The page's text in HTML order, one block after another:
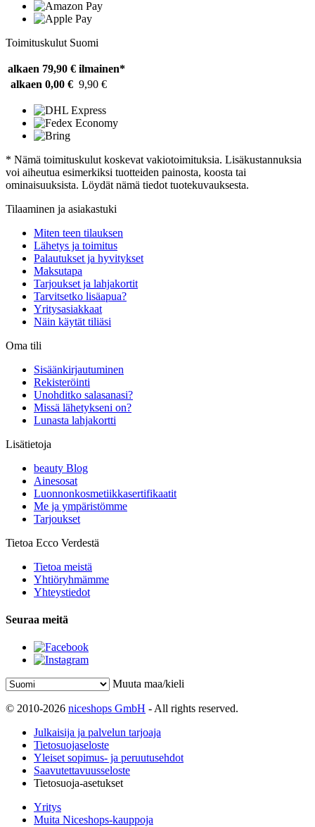
Toimituskulut Suomi
alkaen 79,90 € ilmainen*
alkaen 0,00 € 9,90 €
* Nämä toimituskulut koskevat vakiotoimituksia. Lisäkustannuksia
voi aiheutua esimerkiksi tuotteiden painosta, koosta tai
ominaisuuksista. Löydät nämä tiedot tuotekuvauksesta.
Tilaaminen ja asiakastuki
Miten teen tilauksen
Lähetys ja toimitus
Palautukset ja hyvitykset
Maksutapa
Tarjoukset ja lahjakortit
Tarvitsetko lisäapua?
Yritysasiakkaat
Näin käytät tiliäsi
Oma tili
Sisäänkirjautuminen
Rekisteröinti
Unohditko salasanasi?
Missä lähetykseni on?
Lunasta lahjakortti
Lisätietoja
beauty Blog
Ainesosat
Luonnonkosmetiikkasertifikaatit
Me ja ympäristömme
Tarjoukset
Tietoa Ecco Verdestä
Tietoa meistä
Yhtiöryhmämme
Yhteystiedot
Seuraa meitä
Muuta maa/kieli
© 2010-2026 niceshops GmbH - All rights reserved.
Julkaisija ja palvelun tarjoaja
Tietosuojaseloste
Yleiset sopimus- ja peruutusehdot
Saavutettavuusseloste
Tietosuoja-asetukset
Yritys
Muita Niceshops-kauppoja